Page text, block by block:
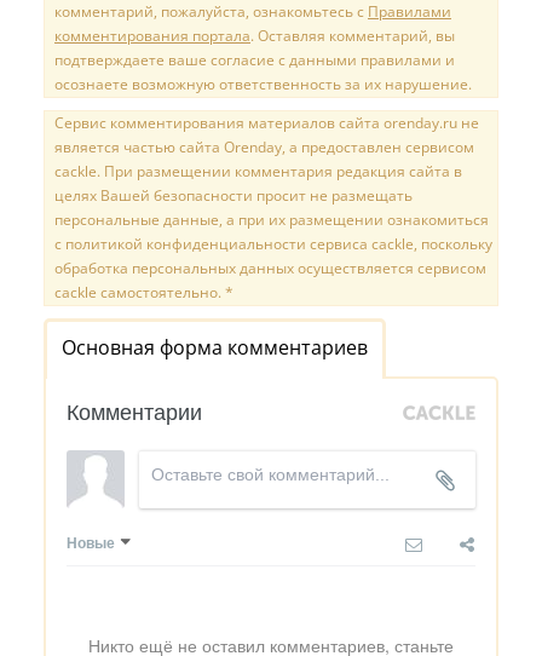
комментарий, пожалуйста, ознакомьтесь с Правилами
комментирования портала. Оставляя комментарий, вы
подтверждаете ваше согласие с данными правилами и
осознаете возможную ответственность за их нарушение.
Сервис комментирования материалов сайта orenday.ru не
является частью сайта Orenday, а предоставлен сервисом
cackle. При размещении комментария редакция сайта в
целях Вашей безопасности просит не размещать
персональные данные, а при их размещении ознакомиться
с политикой конфиденциальности сервиса cackle, поскольку
обработка персональных данных осуществляется сервисом
cackle самостоятельно. *
Основная форма комментариев
Комментарии
Новые
Никто ещё не оставил комментариев, станьте